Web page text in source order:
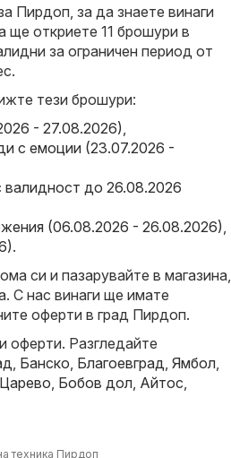
Пирдоп, за да знаете винаги
откриете 11 брошури в
за ограничен период от
тези брошури:
- 27.08.2026),
с емоции (23.07.2026 -
до 26.08.2026
(06.08.2026 - 26.08.2026),
.
си и пазарувайте в магазина,
С нас винаги ще имате
оферти в град Пирдоп.
оферти. Разгледайте
, Банско, Благоевград, Ямбол,
Царево, Бобов дол, Айтос,
техника Пирдоп